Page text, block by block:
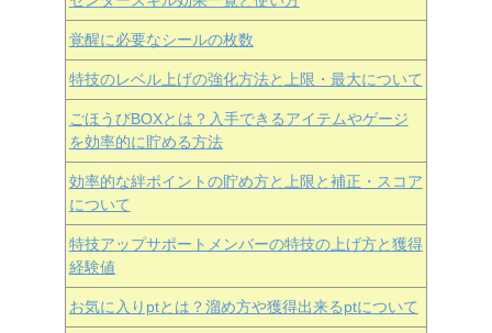
覚醒に必要なシールの枚数
特技のレベル上げの強化方法と上限・最大について
ごほうびBOXとは？入手できるアイテムやゲージ
を効率的に貯める方法
効率的な絆ポイントの貯め方と上限と補正・スコア
について
特技アップサポートメンバーの特技の上げ方と獲得
経験値
お気に入りptとは？溜め方や獲得出来るptについて